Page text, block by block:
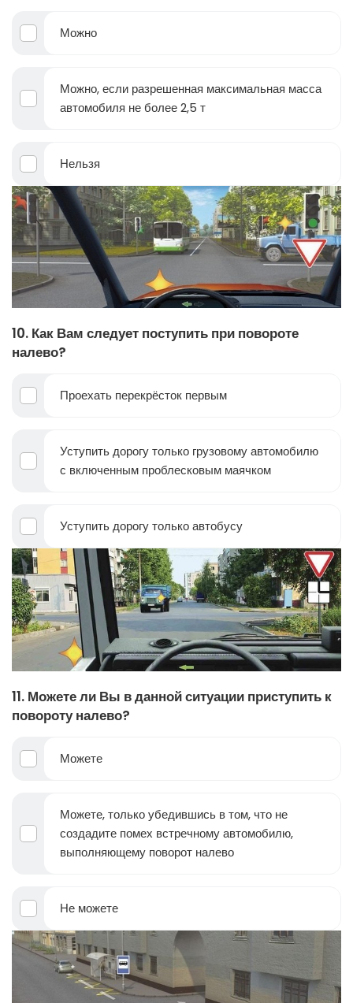
Можно
Можно, если разрешенная максимальная масса
автомобиля не более 2,5 т
Нельзя
10. Как Вам следует поступить при повороте
налево?
Проехать перекрёсток первым
Уступить дорогу только грузовому автомобилю
с включенным проблесковым маячком
Уступить дорогу только автобусу
11. Можете ли Вы в данной ситуации приступить к
повороту налево?
Можете
Можете, только убедившись в том, что не
создадите помех встречному автомобилю,
выполняющему поворот налево
Не можете